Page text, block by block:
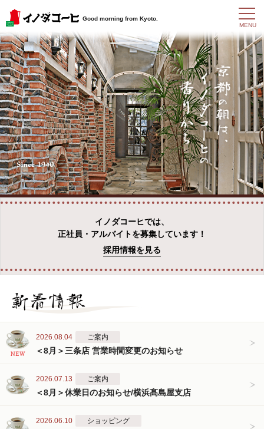
Good morning from Kyoto.
t
o
g
g
l
e
n
a
v
g
a
t
i
o
n
MENU
イノダコーヒでは、
正社員・アルバイトを募集しています！
採用情報を見る
2026.08.04 ご案内
＜8月＞三条店 営業時間変更のお知らせ
2026.07.13 ご案内
＜8月＞休業日のお知らせ/横浜髙島屋支店
2026.06.10 ショッピング